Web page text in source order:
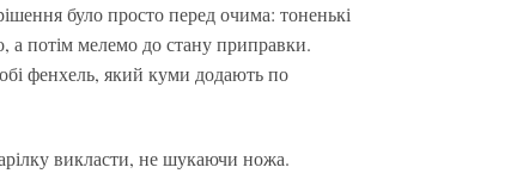
було просто перед очима: тоненькі
потім мелемо до стану приправки.
фенхель, який куми додають по
викласти, не шукаючи ножа.